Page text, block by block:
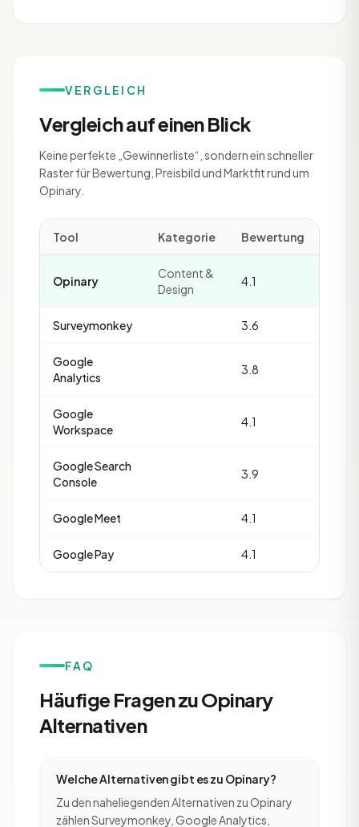
VERGLEICH
Vergleich auf einen Blick
Keine perfekte „Gewinnerliste“, sondern ein schneller
Raster für Bewertung, Preisbild und Marktfit rund um
Opinary.
Tool Kategorie Bewertung
Opinary
Content &
Design
4.1
Surveymonkey 3.6
Google
Analytics
3.8
Google
Workspace
4.1
Google Search
Console
3.9
Google Meet 4.1
Google Pay 4.1
FAQ
Häufige Fragen zu Opinary
Alternativen
Welche Alternativen gibt es zu Opinary?
Zu den naheliegenden Alternativen zu Opinary
zählen Surveymonkey, Google Analytics,